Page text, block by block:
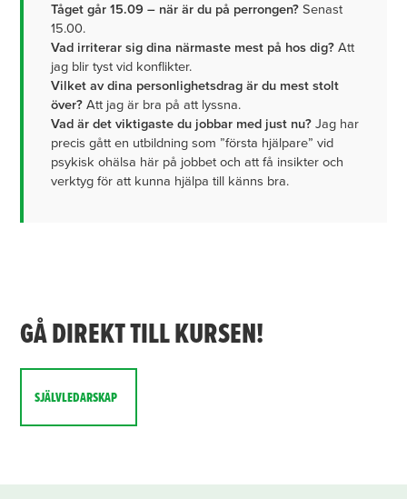
Tåget går 15.09 – när är du på perrongen? Senast
15.00.
Vad irriterar sig dina närmaste mest på hos dig? Att
jag blir tyst vid konflikter.
Vilket av dina personlighetsdrag är du mest stolt
över? Att jag är bra på att lyssna.
Vad är det viktigaste du jobbar med just nu? Jag har
precis gått en utbildning som ”första hjälpare” vid
psykisk ohälsa här på jobbet och att få insikter och
verktyg för att kunna hjälpa till känns bra.
GÅ DIREKT TILL KURSEN!
SJÄLVLEDARSKAP